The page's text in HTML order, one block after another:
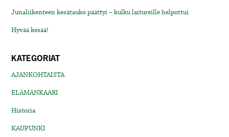
Junaliikenteen kesätauko päättyi – kulku laitureille helpottui
Hyvää kesää!
KATEGORIAT
AJANKOHTAISTA
ELÄMÄNKAARI
Historia
KAUPUNKI